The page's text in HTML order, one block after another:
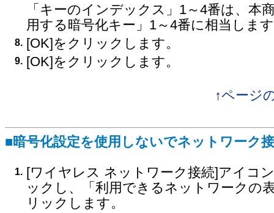
「キーのインデックス」1～4番は、本
用する暗号化キー」1～4番に相当しま
8. [OK]をクリックします。
9. [OK]をクリックします。
↑ページ
■暗号化設定を使用しないでネットワーク
1. [ワイヤレス ネットワーク接続]アイコ
ックし、「利用できるネットワークの
リックします。